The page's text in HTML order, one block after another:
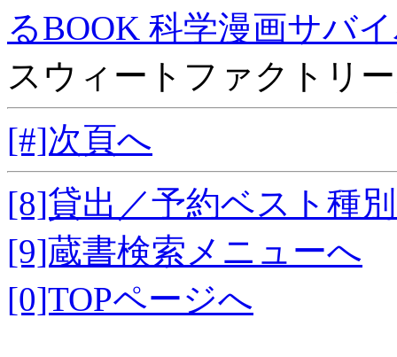
るBOOK 科学漫画サバ
スウィートファクトリ
[#]次頁へ
[8]貸出／予約ベスト種
[9]蔵書検索メニューへ
[0]TOPページへ